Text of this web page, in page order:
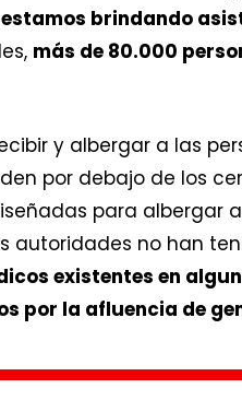
estamos brindando
más de 80.000
y albergar a las
por debajo de los
para albergar
autoridades no han
existentes en
por la afluencia de